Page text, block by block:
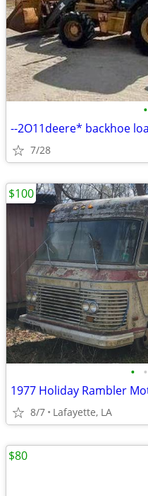
•
--2O11deere* backhoe
7/28
• •
1977 Holiday Rambler
8/7 Lafayette, LA
$100
$80